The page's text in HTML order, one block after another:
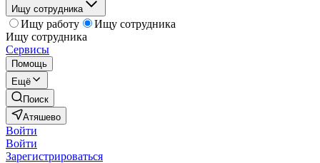
Ищу сотрудника
Ищу работу
Ищу сотрудника
Ищу сотрудника
Сервисы
Помощь
Ещё
Поиск
Атяшево
Войти
Войти
Зарегистрироваться